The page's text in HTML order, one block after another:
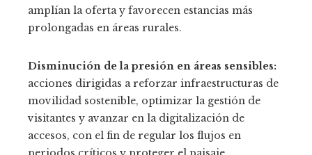
amplían la oferta y favorecen estancias más
prolongadas en áreas rurales.
Disminución de la presión en áreas sensibles:
acciones dirigidas a reforzar infraestructuras de
movilidad sostenible, optimizar la gestión de
visitantes y avanzar en la digitalización de
accesos, con el fin de regular los flujos en